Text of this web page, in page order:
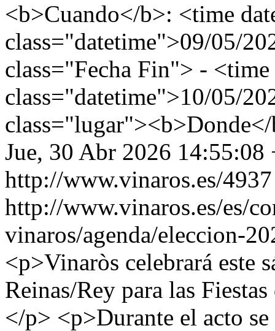
<b>Cuando</b>: <time
class="datetime">09/05/
class="Fecha Fin"> -
class="datetime">10/05/
Jue, 30 Abr 2026 14:55:08
http://www.vinaros.es/4937
http://www.vinaros.es/es/
vinaros/agenda/eleccion-
<p>Vinaròs celebrará este
Reinas/Rey para las
</p> <p>Durante el acto